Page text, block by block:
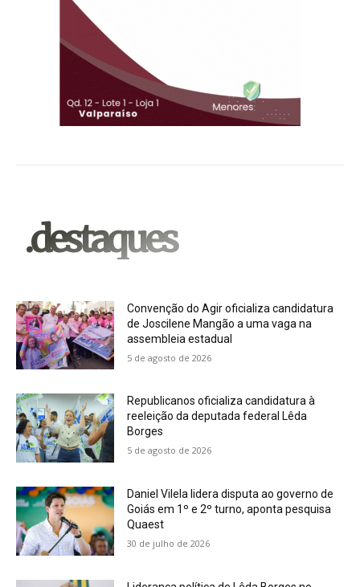
.destaques
Convenção do Agir oficializa candidatura
de Joscilene Mangão a uma vaga na
assembleia estadual
5 de agosto de 2026
Republicanos oficializa candidatura à
reeleição da deputada federal Lêda
Borges
5 de agosto de 2026
Daniel Vilela lidera disputa ao governo de
Goiás em 1º e 2º turno, aponta pesquisa
Quaest
30 de julho de 2026